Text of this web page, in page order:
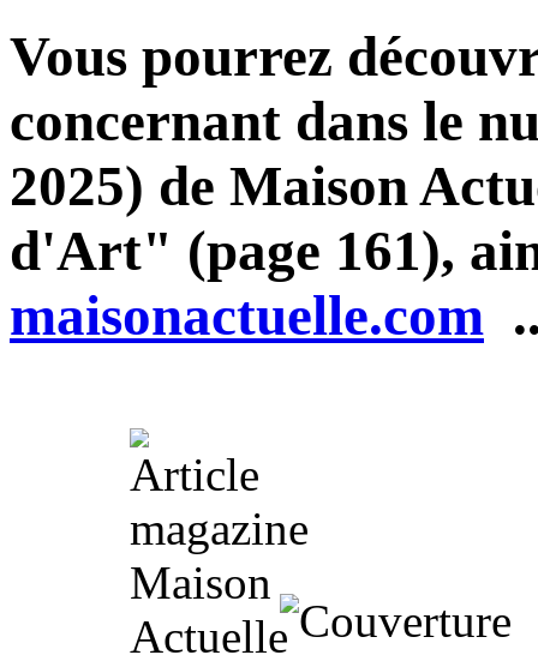
Vous pourrez
concernant dans le
2025) de Maison
d'Art" (page 161),
maisonactuelle.com